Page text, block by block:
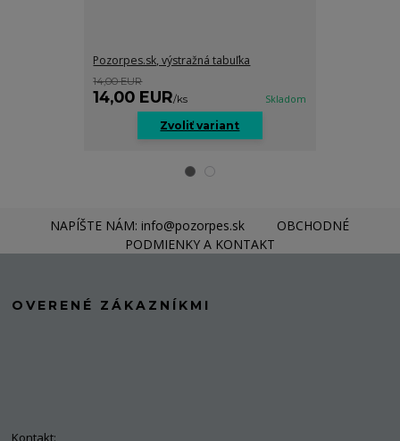
Pozorpes.sk, výstražná tabuľka
14,00 EUR
14,00 EUR/ks Skladom
Zvoliť variant
NAPÍŠTE NÁM: info@pozorpes.sk
OBCHODNÉ
PODMIENKY A KONTAKT
OVERENÉ ZÁKAZNÍKMI
Kontakt: